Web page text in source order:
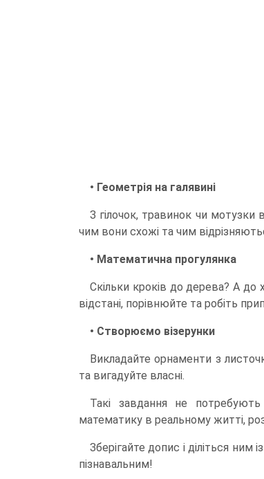
• Геометрія на галявині
З гілочок, травинок чи мотузки
чим вони схожі та чим
• Математична прогулянка
Скільки кроків до дерева? А
відстані, порівнюйте та робіть
• Створюємо візерунки
Викладайте орнаменти з
та вигадуйте власні.
Такі завдання не потребують
математику в реальному житті,
Зберігайте допис і діліться
пізнавальним!